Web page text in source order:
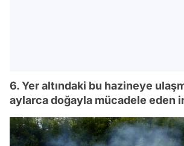
6. Yer altındaki bu hazineye
aylarca doğayla mücadele eden